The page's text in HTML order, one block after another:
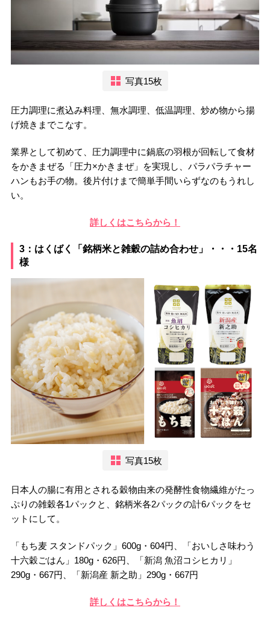
写真15枚
圧力調理に煮込み料理、無水調理、低温調理、炒め物から揚
げ焼きまでこなす。
業界として初めて、圧力調理中に鍋底の羽根が回転して食材
をかきまぜる「圧力×かきまぜ」を実現し、パラパラチャー
ハンもお手の物。後片付けまで簡単手間いらずなのもうれし
い。
詳しくはこちらから！
3：はくばく「銘柄米と雑穀の詰め合わせ」・・・15名
様
写真15枚
日本人の腸に有用とされる穀物由来の発酵性食物繊維がたっ
ぷりの雑穀各1パックと、銘柄米各2パックの計6パックをセ
ットにして。
「もち麦 スタンドパック」600g・604円、「おいしさ味わう
十六穀ごはん」180g・626円、「新潟 魚沼コシヒカリ」
290g・667円、「新潟産 新之助」290g・667円
詳しくはこちらから！